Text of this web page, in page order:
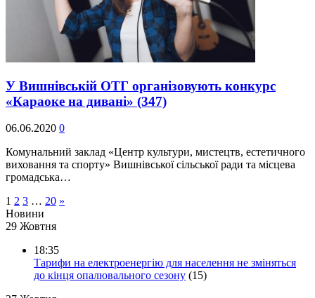
У Вишнівській ОТГ організовують конкурс
«Караоке на дивані» (347)
06.06.2020 0
Комунальний заклад «Центр культури, мистецтв, естетичного
виховання та спорту» Вишнівської сільської ради та місцева
громадська…
1 2 3 … 20 »
Новини
29 Жовтня
18:35
Тарифи на електроенергію для населення не зміняться
до кінця опалювального сезону (15)